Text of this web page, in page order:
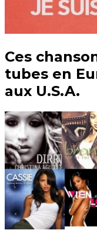
Ces
tubes en
aux U.S.A.